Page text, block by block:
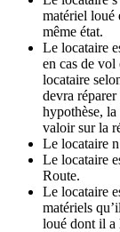
matériel loué
même état.
Le locataire
en cas de vol
locataire
devra
hypothèse, la
valoir sur la
Le locataire
Le locataire
Route.
Le locataire
matériels
loué dont il a